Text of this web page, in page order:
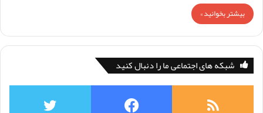
بیشتر بخوانید »
شبکه های اجتماعی ما را دنبال کنید